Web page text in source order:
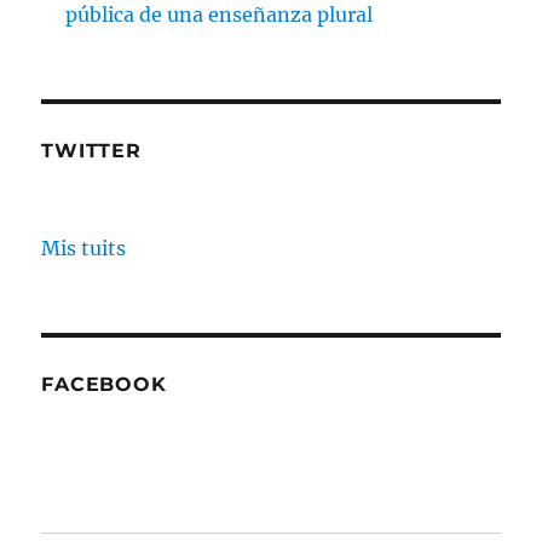
pública de una enseñanza plural
TWITTER
Mis tuits
FACEBOOK